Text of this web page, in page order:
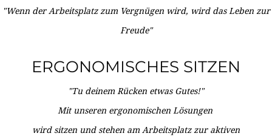
"Wenn der Arbeitsplatz zum Vergnügen wird, wird das Leben zur
Freude"
ERGONOMISCHES SITZEN
"Tu deinem Rücken etwas Gutes!"
Mit unseren ergonomischen Lösungen
wird sitzen und stehen am Arbeitsplatz zur aktiven